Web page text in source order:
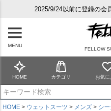
2025/9/24以前に登録の
MENU
FELLOW
HOME カテゴリ お気に
HOME ウェットスーツ メンズ
シ